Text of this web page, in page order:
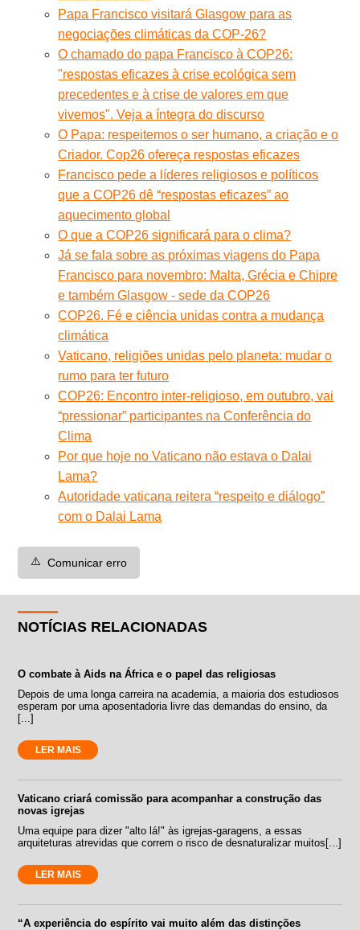
Papa Francisco visitará Glasgow para as
negociações climáticas da COP-26?
O chamado do papa Francisco à COP26:
"respostas eficazes à crise ecológica sem
precedentes e à crise de valores em que
vivemos". Veja a íntegra do discurso
O Papa: respeitemos o ser humano, a criação e o
Criador. Cop26 ofereça respostas eficazes
Francisco pede a líderes religiosos e políticos
que a COP26 dê “respostas eficazes” ao
aquecimento global
O que a COP26 significará para o clima?
Já se fala sobre as próximas viagens do Papa
Francisco para novembro: Malta, Grécia e Chipre
e também Glasgow - sede da COP26
COP26. Fé e ciência unidas contra a mudança
climática
Vaticano, religiões unidas pelo planeta: mudar o
rumo para ter futuro
COP26: Encontro inter-religioso, em outubro, vai
“pressionar” participantes na Conferência do
Clima
Por que hoje no Vaticano não estava o Dalai
Lama?
Autoridade vaticana reitera “respeito e diálogo”
com o Dalai Lama
⚠️ Comunicar erro
NOTÍCIAS RELACIONADAS
O combate à Aids na África e o papel das religiosas
Depois de uma longa carreira na academia, a maioria dos estudiosos
esperam por uma aposentadoria livre das demandas do ensino, da
[...]
LER MAIS
Vaticano criará comissão para acompanhar a construção das
novas igrejas
Uma equipe para dizer "alto lá!" às igrejas-garagens, a essas
arquiteturas atrevidas que correm o risco de desnaturalizar muitos[...]
LER MAIS
“A experiência do espírito vai muito além das distinções